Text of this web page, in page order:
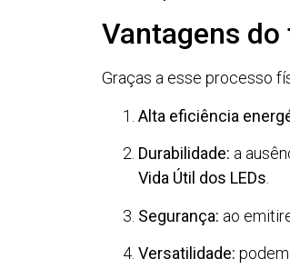
Vantagens
Graças a esse processo
Alta eficiência
Durabilidade: a
Vida Útil dos LEDs.
Segurança: ao
Versatilidade: